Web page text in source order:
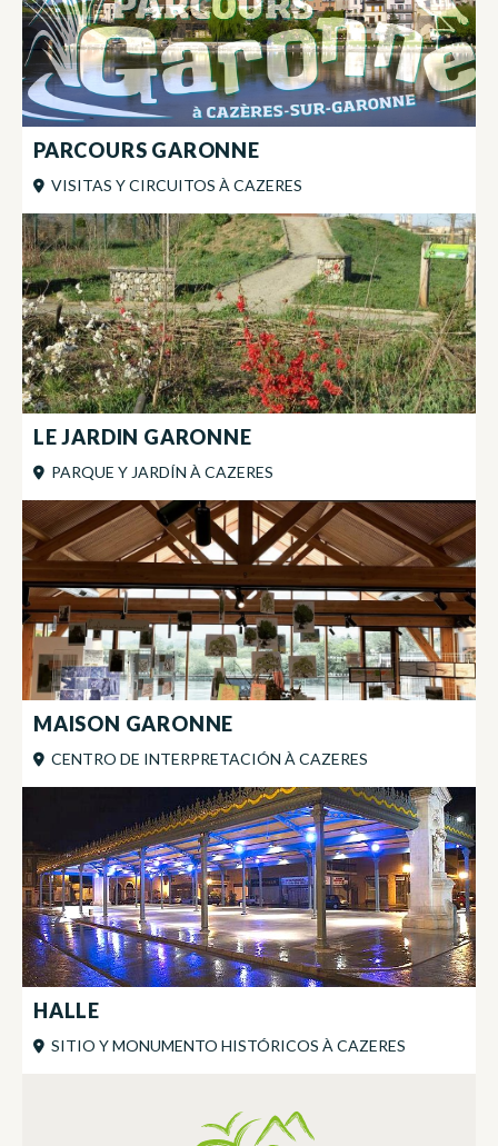
PARCOURS GARONNE
VISITAS Y CIRCUITOS À CAZERES
LE JARDIN GARONNE
PARQUE Y JARDÍN À CAZERES
MAISON GARONNE
CENTRO DE INTERPRETACIÓN À CAZERES
HALLE
SITIO Y MONUMENTO HISTÓRICOS À CAZERES